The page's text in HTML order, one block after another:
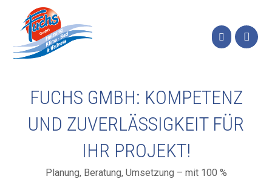
FUCHS GMBH: KOMPETENZ
UND ZUVERLÄSSIGKEIT FÜR
IHR PROJEKT!
Planung, Beratung, Umsetzung – mit 100 %